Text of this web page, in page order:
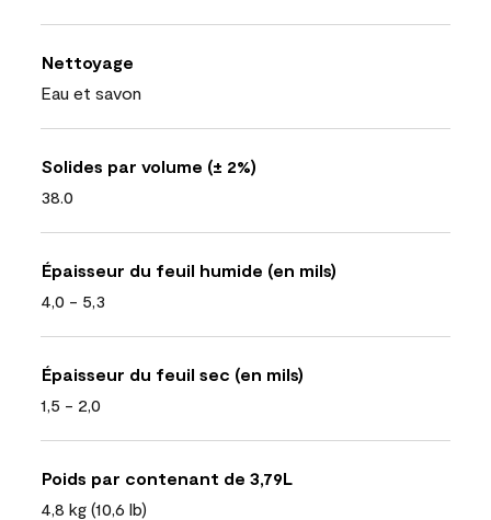
Nettoyage
Eau et savon
Solides par volume (± 2%)
38.0
Épaisseur du feuil humide (en mils)
4,0 - 5,3
Épaisseur du feuil sec (en mils)
1,5 - 2,0
Poids par contenant de 3,79L
4,8 kg (10,6 lb)